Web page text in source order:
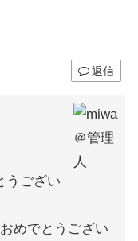
返信
うござい
めでとうござい